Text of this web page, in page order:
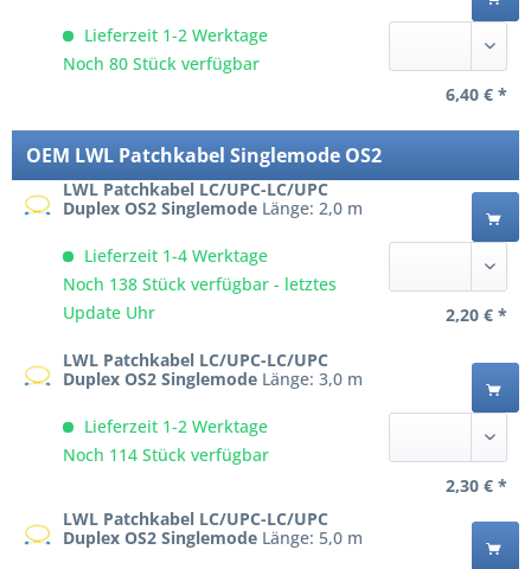
Lieferzeit 1-2 Werktage
Noch 80 Stück verfügbar
6,40 € *
OEM LWL Patchkabel Singlemode OS2
LWL Patchkabel LC/UPC-LC/UPC
Duplex OS2 SinglemodeLänge: 2,0 m
Lieferzeit 1-4 Werktage
Noch 138 Stück verfügbar - letztes
Update Uhr
2,20 € *
LWL Patchkabel LC/UPC-LC/UPC
Duplex OS2 SinglemodeLänge: 3,0 m
Lieferzeit 1-2 Werktage
Noch 114 Stück verfügbar
2,30 € *
LWL Patchkabel LC/UPC-LC/UPC
Duplex OS2 SinglemodeLänge: 5,0 m